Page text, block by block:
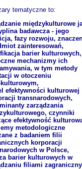
tematyczne to:
międzykulturowe
badawcza - jego
fazy rozwoju,
zainteresowań,
barier kulturowych,
mechanizmy ich
w tym metody
w otoczeniu
efektywności kulturowej
transnarodowych,
zarządzania
czynniki
efektywność
metodologiczne
z badaniem filii
korporacji
w Polsce,
barier kulturowych w
filiami